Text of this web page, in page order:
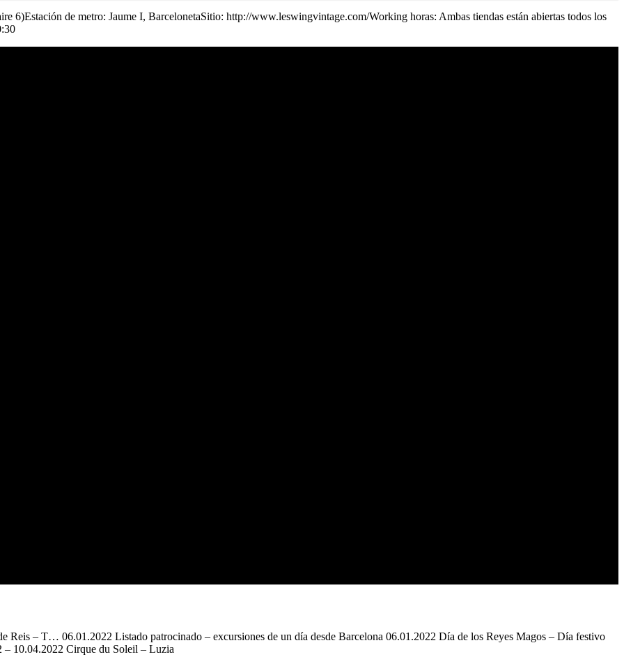
de metro: Jaume I, BarcelonetaSitio: http://www.leswingvintage.com/Working horas: Ambas tiendas están abiertas todos los
Reis – T… 06.01.2022 Listado patrocinado – excursiones de un día desde Barcelona 06.01.2022 Día de los Reyes Magos – Día festivo
– 10.04.2022 Cirque du Soleil – Luzia